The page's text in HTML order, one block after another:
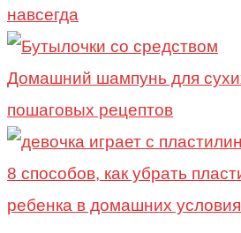
навсегда
Домашний шампунь для
пошаговых рецептов
8 способов, как убрать
ребенка в домашних